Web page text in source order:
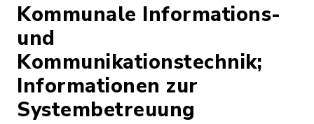
Kommunale Informations-
und
Kommunikationstechnik;
Informationen zur
Systembetreuung